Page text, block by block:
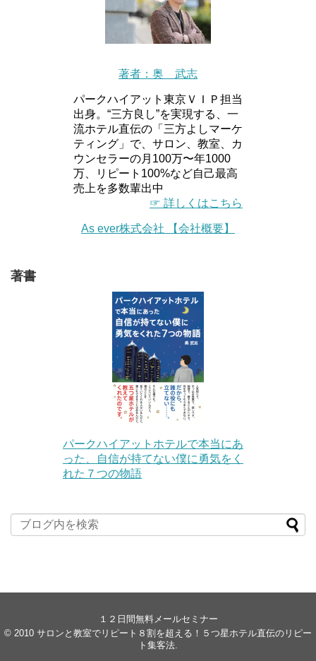
著者：奥 武志
パークハイアット東京ＶＩＰ担当
出身。“三方良し”を実現する、一
流ホテル直伝の「三方よしマーケ
ティング」で、サロン、教室、カ
ウンセラーの月100万〜年1000
万、リピート100%など自己最高
売上を多数輩出中
☞ 詳しくはこちら
As ever株式会社 【会社概要】
著書
パークハイアットホテルで本当にあ
った、自信が持てない僕に勇気をく
れた７つの物語
１２日間無料メールセミナー
© 2010 サロンと教室でリピート８割を超える！５つ星ホテル直伝のリピー
ト集客法.